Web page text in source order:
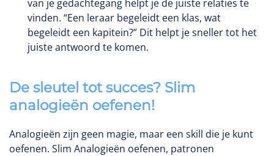
van je gedachtegang helpt je de juiste relaties te
vinden. “Een leraar begeleidt een klas, wat
begeleidt een kapitein?” Dit helpt je sneller tot het
juiste antwoord te komen.
De sleutel tot succes? Slim
analogieën oefenen!
Analogieën zijn geen magie, maar een skill die je kunt
oefenen. Slim Analogieën oefenen, patronen